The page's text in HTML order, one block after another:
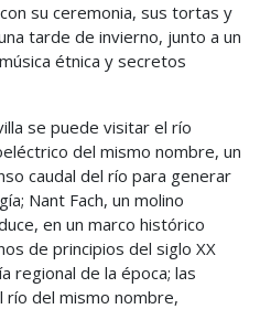
su ceremonia, sus tortas y
tarde de invierno, junto a un
étnica y secretos
se puede visitar el río
del mismo nombre, un
caudal del río para generar
Nant Fach, un molino
en un marco histórico
de principios del siglo XX
regional de la época; las
río del mismo nombre,